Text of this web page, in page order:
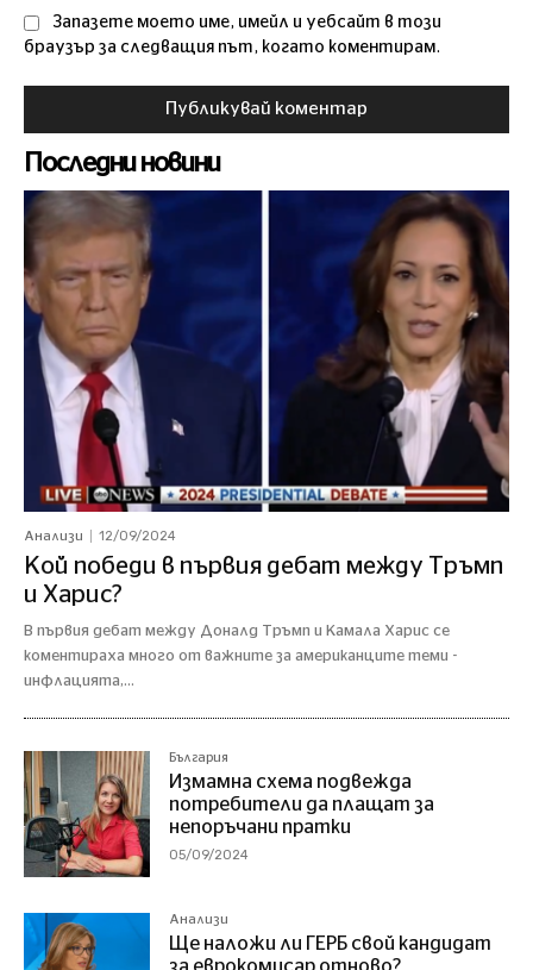
Запазете моето име, имейл и уебсайт в този
браузър за следващия път, когато коментирам.
Последни новини
Анализи 12/09/2024
Кой победи в първия дебат между Тръмп
и Харис?
В първия дебат между Доналд Тръмп и Камала Харис се
коментираха много от важните за американците теми -
инфлацията,...
България
Измамна схема подвежда
потребители да плащат за
непоръчани пратки
05/09/2024
Анализи
Ще наложи ли ГЕРБ свой кандидат
за еврокомисар отново?